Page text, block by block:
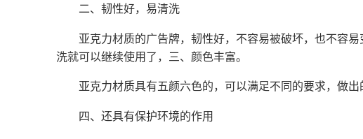
二、韧性好，易清洗
亚克力材质的广告牌，韧性好，不容易被破坏，也不容
洗就可以继续使用了，三、颜色丰富。
亚克力材质具有五颜六色的，可以满足不同的要求，做
四、还具有保护环境的作用